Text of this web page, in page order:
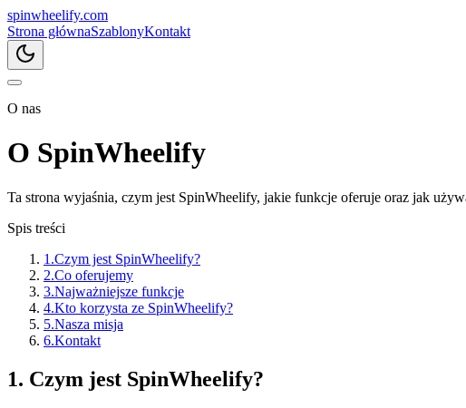
spinwheelify.com
Strona głównaSzablonyKontakt
O nas
O SpinWheelify
Ta strona wyjaśnia, czym jest SpinWheelify, jakie funkcje oferuje oraz jak
Spis treści
1 .Czym jest SpinWheelify?
2.Co oferujemy
3.Najważniejsze funkcje
4.Kto korzysta ze SpinWheelify?
5.Nasza misja
6.Kontakt
1. Czym jest SpinWheelify?